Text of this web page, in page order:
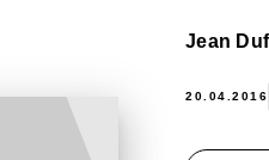
Jean
20.04.2016